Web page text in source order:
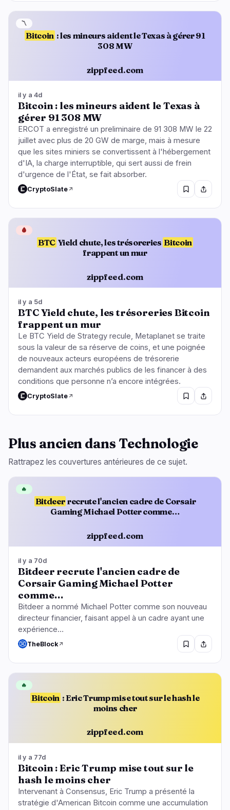
Bitcoin : les mineurs aident le Texas à gérer 91
308 MW
zippfeed.com
〽️
il y a 4d
Bitcoin : les mineurs aident le Texas à
gérer 91 308 MW
ERCOT a enregistré un preliminaire de 91 308 MW le 22
juillet avec plus de 20 GW de marge, mais à mesure
que les sites miniers se convertissent à l'hébergement
d'IA, la charge interruptible, qui sert aussi de frein
d'urgence de l'État, se fait absorber.
CryptoSlate
BTC Yield chute, les trésoreries Bitcoin
frappent un mur
zippfeed.com
🩸
il y a 5d
BTC Yield chute, les trésoreries Bitcoin
frappent un mur
Le BTC Yield de Strategy recule, Metaplanet se traite
sous la valeur de sa réserve de coins, et une poignée
de nouveaux acteurs européens de trésorerie
demandent aux marchés publics de les financer à des
conditions que personne n’a encore intégrées.
CryptoSlate
Plus ancien dans Technologie
Rattrapez les couvertures antérieures de ce sujet.
Bitdeer recrute l'ancien cadre de Corsair
Gaming Michael Potter comme…
zippfeed.com
🔥
il y a 70d
Bitdeer recrute l'ancien cadre de
Corsair Gaming Michael Potter
comme…
Bitdeer a nommé Michael Potter comme son nouveau
directeur financier, faisant appel à un cadre ayant une
expérience…
TheBlock
Bitcoin : Eric Trump mise tout sur le hash le
moins cher
zippfeed.com
🔥
il y a 77d
Bitcoin : Eric Trump mise tout sur le
hash le moins cher
Intervenant à Consensus, Eric Trump a présenté la
stratégie d'American Bitcoin comme une accumulation